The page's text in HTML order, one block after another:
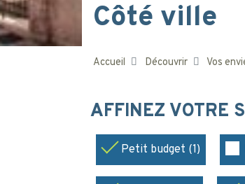
Côté ville
Accueil Découvrir Vos
AFFINEZ VOTRE
Petit budget (1)